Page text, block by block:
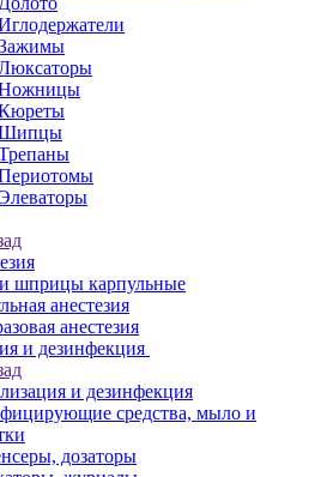
шприцы карпульные
анестезия
анестезия
и дезинфекция
и дезинфекция
средства, мыло и
дозаторы